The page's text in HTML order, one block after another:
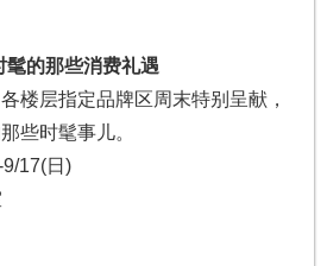
髦的那些消费礼遇
楼层指定品牌区周末特别呈献，
些时髦事儿。
17(日)